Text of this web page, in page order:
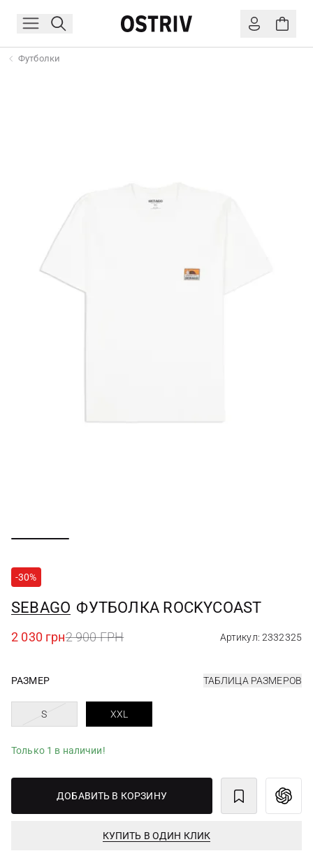
Футболки
-30%
SEBAGO ФУТБОЛКА ROCKYCOAST
2 030 грн2 900 ГРН Артикул: 2332325
РАЗМЕР ТАБЛИЦА РАЗМЕРОВ
S XXL
Только 1 в наличии!
ДОБАВИТЬ В КОРЗИНУ
КУПИТЬ В ОДИН КЛИК